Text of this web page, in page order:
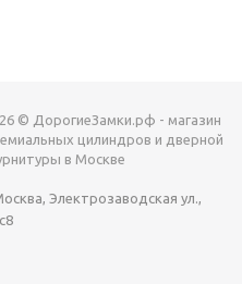
© ДорогиеЗамки.рф - магазин
цилиндров и дверной
в Москве
Электрозаводская ул.,